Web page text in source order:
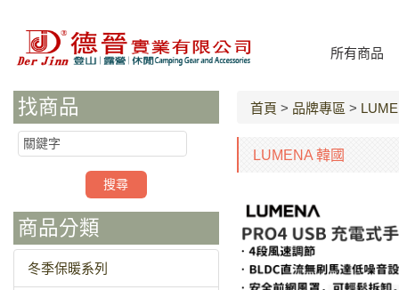
所有商品
找商品
商品分類
冬季保暖系列
首頁 > 品牌專區 >
LUMENA 韓國